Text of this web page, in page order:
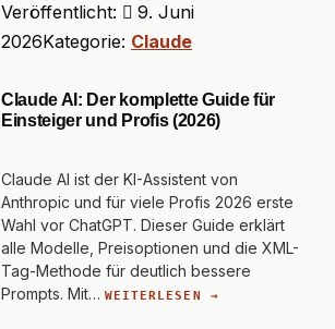
Veröffentlicht:
9. Juni
2026Kategorie: Claude
Claude AI: Der komplette Guide für
Einsteiger und Profis (2026)
Claude AI ist der KI-Assistent von
Anthropic und für viele Profis 2026 erste
Wahl vor ChatGPT. Dieser Guide erklärt
alle Modelle, Preisoptionen und die XML-
Tag-Methode für deutlich bessere
Prompts. Mit… WEITERLESEN →